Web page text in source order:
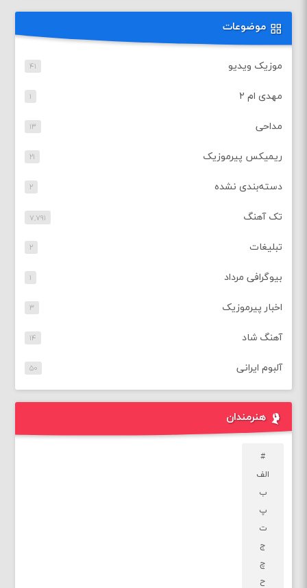
موضوعات
موزیک ویدیو ۴۱
مهدی ام ۲ ۱
مداحی ۱۳
ریمیکس پیرموزیک ۲۱
دسته‌بندی نشده ۲
تک آهنگ ۷,۷۹۱
تبلیغات ۲
بیوگرافی مرداد ۱
اخبار پیرموزیک ۳
آهنگ شاد ۱۴
آلبوم ایرانی ۵۰
هنرمندان
#
الف
ب
پ
ت
ج
چ
ح